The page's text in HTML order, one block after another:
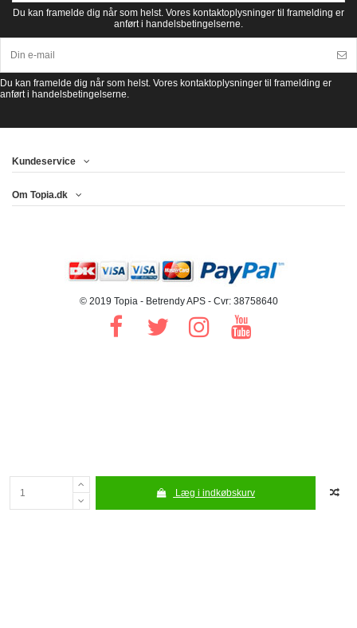
Læg i indkøbskurv
Du kan framelde dig når som helst. Vores kontaktoplysninger til framelding er
anført i handelsbetingelserne.
Du kan framelde dig når som helst. Vores kontaktoplysninger til framelding er
anført i handelsbetingelserne.
Kundeservice
Om Topia.dk
© 2019 Topia - Betrendy APS - Cvr: 38758640